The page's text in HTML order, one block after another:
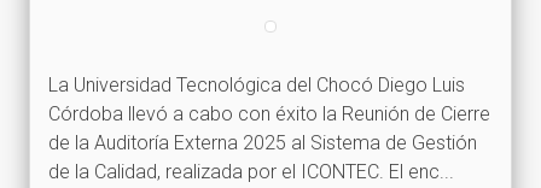
La Universidad Tecnológica del Chocó Diego Luis
Córdoba llevó a cabo con éxito la Reunión de Cierre
de la Auditoría Externa 2025 al Sistema de Gestión
de la Calidad, realizada por el ICONTEC. El enc...